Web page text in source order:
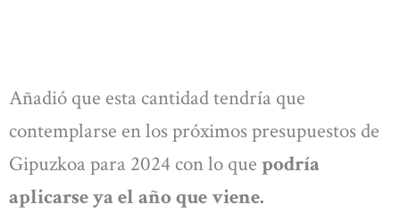
Añadió que esta cantidad tendría que
contemplarse en los próximos presupuestos de
Gipuzkoa para 2024 con lo que podría
aplicarse ya el año que viene.